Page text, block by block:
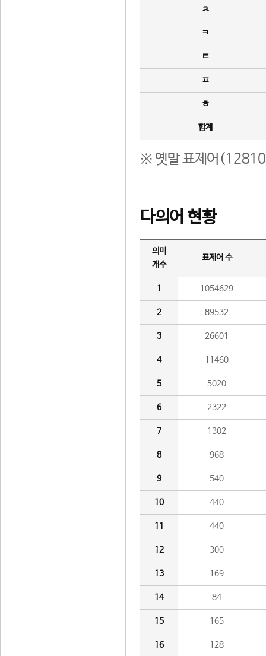
ㅊ
ㅋ
ㅌ
ㅍ
ㅎ
합계
※ 옛말 표제어(12810
다의어 현황
의미
개수
표제어 수
1 1054629
2 89532
3 26601
4 11460
5 5020
6 2322
7 1302
8 968
9 540
10 440
11 440
12 300
13 169
14 84
15 165
16 128